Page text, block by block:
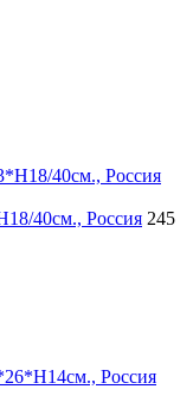
40см., Россия 245